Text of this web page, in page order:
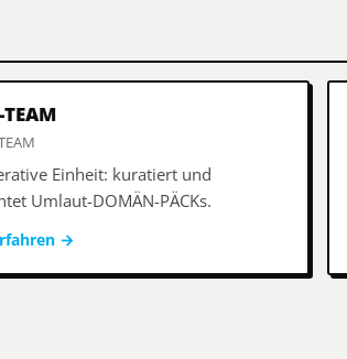
TEAM
Einheit: kuratiert und
Umlaut-DOMÄN-PÄCKs.
→